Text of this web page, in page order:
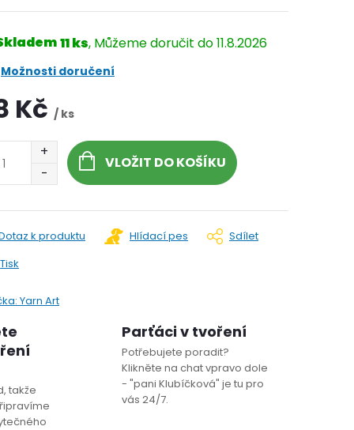
11 ks 11.8.2026
Možnosti doručení
Kč / ks
VLOŽIT DO KOŠÍKU
Tisk
k produktu Hlídací pes Sdílet
Yarn Art
takže
Parťáci v tvoření
Potřebujete poradit?
Klikněte na chat vpravo dole
- "pani Klubíčková" je tu pro
vás 24/7.